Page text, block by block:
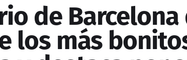
de Barcelona
los más